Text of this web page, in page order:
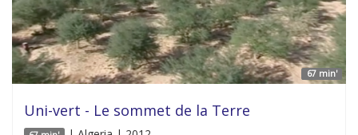
67 min'
Uni-vert - Le sommet de la Terre